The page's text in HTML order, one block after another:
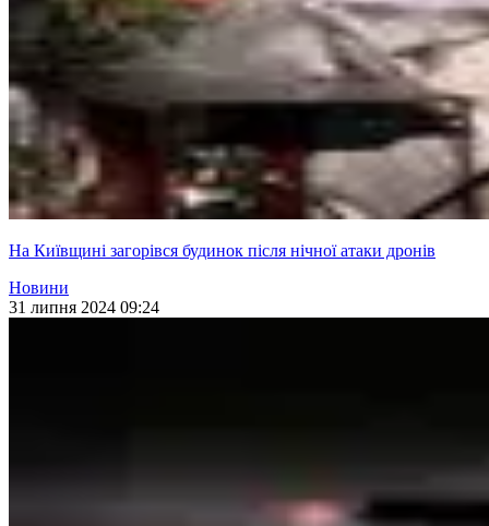
На Київщині загорівся будинок після нічної атаки дронів
Новини
31 липня 2024 09:24